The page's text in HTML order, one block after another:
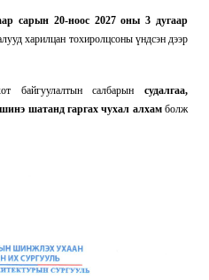
сарын 20-ноос 2027 оны 3 дугаар
харилцан тохиролцсоны үндсэн дээр
байгуулалтын салбарын судалгаа,
шатанд гаргах чухал алхамболж